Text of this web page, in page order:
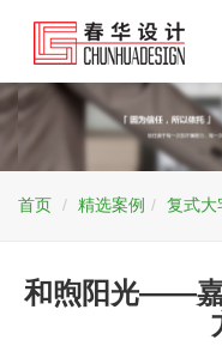
首页 精选案例 复式大
和煦阳光——嘉